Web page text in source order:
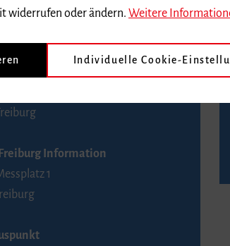
4968888 (Reservierungen sind
Tourist-Information
Information
1
widerrufen oder ändern. Weitere
Individuelle Cookie-